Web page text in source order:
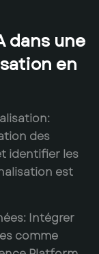
dans une
en
des
identifier les
est
Intégrer
comme